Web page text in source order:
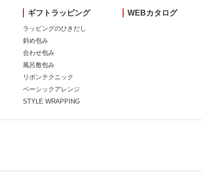
ギフトラッピング
ラッピングのひきだし
斜め包み
合わせ包み
風呂敷包み
リボンテクニック
ベーシックアレンジ
STYLE WRAPPING
WEBカタログ